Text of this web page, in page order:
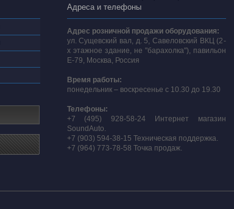
Адреса и телефоны
Адрес розничной продажи оборудования:
ул. Сущевский вал, д. 5, Савеловский ВКЦ (2-
х этажное здание, не "барахолка"), павильон
E-79, Москва, Россия
Время работы:
понедельник – воскресенье с 10.30 до 19.30
Телефоны:
+7 (495) 928-58-24 Интернет магазин
SoundAuto.
+7 (903) 594-38-15 Техническая поддержка.
+7 (964) 773-78-58 Точка продаж.